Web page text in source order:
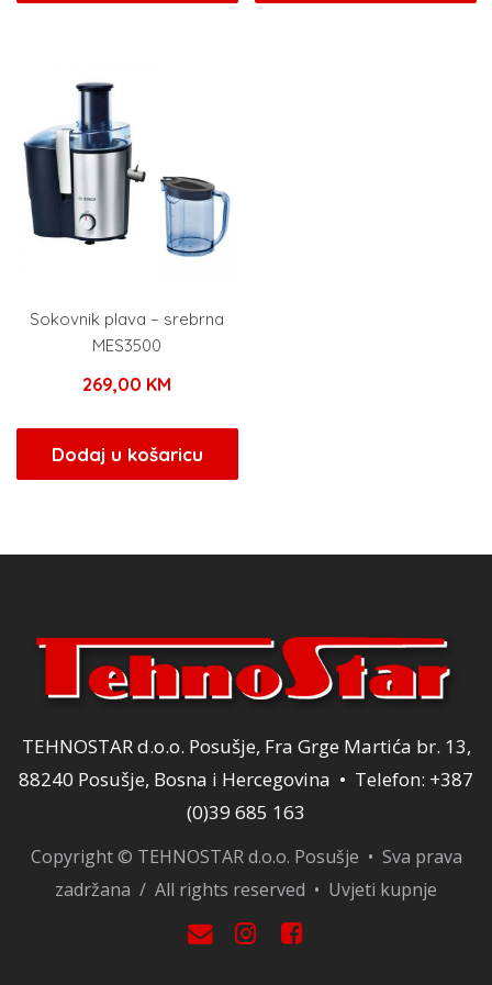
Sokovnik plava – srebrna
MES3500
269,00 KM
Dodaj u košaricu
TEHNOSTAR d.o.o. Posušje, Fra Grge Martića br. 13,
88240 Posušje, Bosna i Hercegovina • Telefon: +387
(0)39 685 163
Copyright © TEHNOSTAR d.o.o. Posušje • Sva prava
zadržana / All rights reserved • Uvjeti kupnje